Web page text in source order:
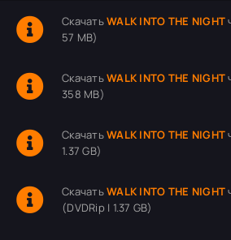
СкачатьWALK INTO THE NIGHT
57 MB)
СкачатьWALK INTO THE NIGHT
358 MB)
СкачатьWALK INTO THE NIGHT
1.37 GB)
СкачатьWALK INTO THE NIGHT
(DVDRip | 1.37 GB)